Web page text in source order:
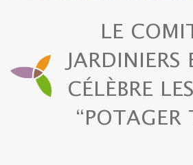
LE
JARDINIERS
CÉLÈBRE
“POTAGER